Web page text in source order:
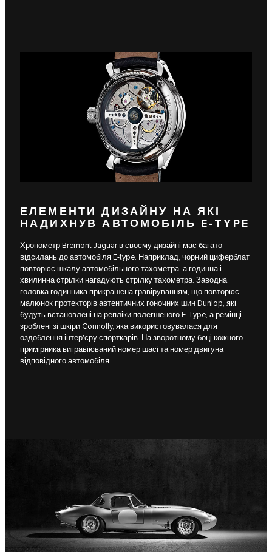
ЕЛЕМЕНТИ ДИЗАЙНУ НА ЯКІ
НАДИХНУВ АВТОМОБІЛЬ E‑TYPE
Хронометр Bremont Jaguar в своєму дизайні має багато
відсилань до автомобіля E‑type. Наприклад, чорний циферблат
повторює шкалу автомобільного тахометра, а годинна і
хвилинна стрілки нагадують стрілку тахометра. Заводна
головка годинника прикрашена гравіруванням, що повторює
малюнок протекторів автентичних гоночних шин Dunlop, які
будуть встановлені на репліки полегшеного E-Type, а ремінці
зроблені зі шкіри Connolly, яка використовувалася для
оздоблення інтер'єру спорткарів. На зворотному боці кожного
примірника вигравіюваний номер шасі та номер двигуна
відповідного автомобіля